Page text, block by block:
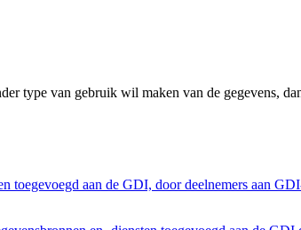
type van gebruik wil maken van de gegevens,
toegevoegd aan de GDI, door deelnemers aan